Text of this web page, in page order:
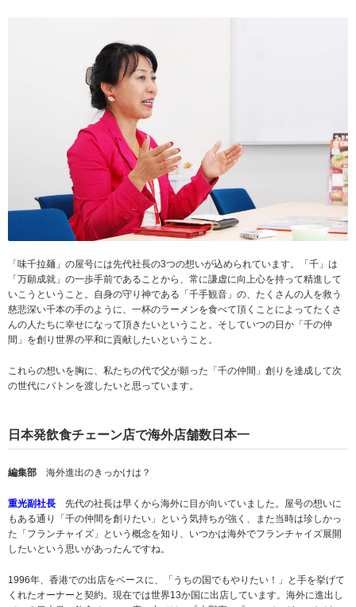
「味千拉麺」の屋号には先代社長の3つの想いが込められています。「千」は
「万願成就」の一歩手前であることから、常に謙虚に向上心を持って精進して
いこうということ。自身の守り神である「千手観音」の、たくさんの人を救う
慈悲深い千本の手のように、一杯のラーメンを食べて頂くことによってたくさ
んの人たちに幸せになって頂きたいということ。そしていつの日か「千の仲
間」を創り世界の平和に貢献したいということ。
これらの想いを胸に、私たちの代で父が願った「千の仲間」創りを達成して次
の世代にバトンを渡したいと思っています。
日本発飲食チェーン店で海外店舗数日本一
編集部 海外進出のきっかけは？
重光副社長 先代の社長は早くから海外に目が向いていました。屋号の想いに
もある通り「千の仲間を創りたい」という気持ちが強く、また当時は珍しかっ
た「フランチャイズ」という概念を知り、いつかは海外でフランチャイズ展開
したいという思いがあったんですね。
1996年、香港での出店をベースに、「うちの国でもやりたい！」と手を挙げて
くれたオーナーと契約。現在では世界13か国に出店しています。海外に進出し